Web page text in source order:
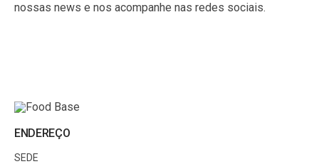
nossas news e nos acompanhe nas redes sociais.
ENDEREÇO
SEDE